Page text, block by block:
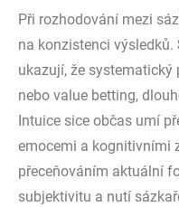
Při rozhodování mezi
na konzistenci výsledků.
ukazují, že systematický
nebo value betting,
Intuice sice občas umí
emocemi a kognitivními
přeceňováním aktuální
subjektivitu a nutí